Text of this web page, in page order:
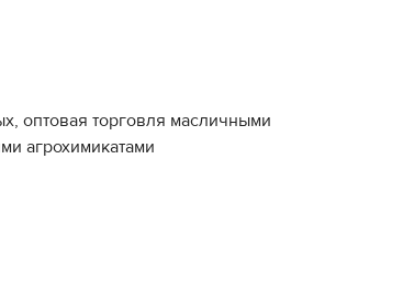
оптовая торговля масличными
агрохимикатами